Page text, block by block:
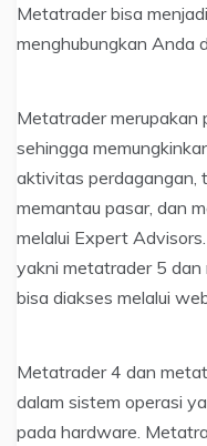
Metatrader bisa
menghubungkan Anda
Metatrader
sehingga
aktivitas perdagangan,
memantau pasar, dan
melalui Expert
yakni metatrader 5
bisa diakses melalui
Metatrader 4 dan
dalam sistem operasi
pada hardware.